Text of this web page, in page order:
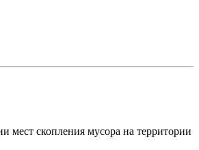
мест скопления мусора на территории